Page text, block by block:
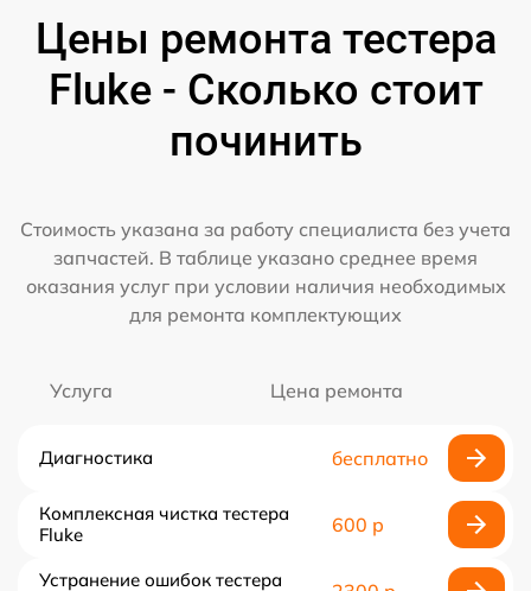
Цены ремонта тестера
Fluke - Сколько стоит
починить
Стоимость указана за работу специалиста без учета
запчастей. В таблице указано среднее время
оказания услуг при условии наличия необходимых
для ремонта комплектующих
Услуга Цена ремонта
Диагностика бесплатно
Комплексная чистка тестера
Fluke
600 р
Устранение ошибок тестера